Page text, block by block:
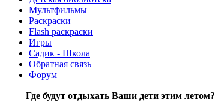
Мультфильмы
Раскраски
Flash раскраски
Игры
Садик - Школа
Обратная связь
Форум
Где будут отдыхать Ваши дети этим летом?